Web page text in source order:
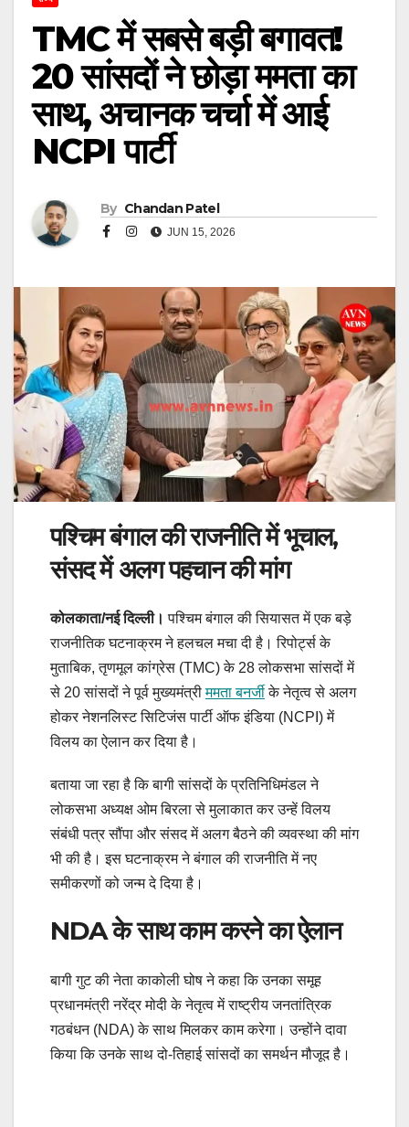
TMC में सबसे बड़ी बगावत!
20 सांसदों ने छोड़ा ममता का
साथ, अचानक चर्चा में आई
NCPI पार्टी
By Chandan Patel
JUN 15, 2026
पश्चिम बंगाल की राजनीति में भूचाल,
संसद में अलग पहचान की मांग
कोलकाता/नई दिल्ली। पश्चिम बंगाल की सियासत में एक बड़े
राजनीतिक घटनाक्रम ने हलचल मचा दी है। रिपोर्ट्स के
मुताबिक, तृणमूल कांग्रेस (TMC) के 28 लोकसभा सांसदों में
से 20 सांसदों ने पूर्व मुख्यमंत्रीममता बनर्जीके नेतृत्व से अलग
होकर नेशनलिस्ट सिटिजंस पार्टी ऑफ इंडिया (NCPI) में
विलय का ऐलान कर दिया है।
बताया जा रहा है कि बागी सांसदों के प्रतिनिधिमंडल ने
लोकसभा अध्यक्ष ओम बिरला से मुलाकात कर उन्हें विलय
संबंधी पत्र सौंपा और संसद में अलग बैठने की व्यवस्था की मांग
भी की है। इस घटनाक्रम ने बंगाल की राजनीति में नए
समीकरणों को जन्म दे दिया है।
NDA के साथ काम करने का ऐलान
बागी गुट की नेता काकोली घोष ने कहा कि उनका समूह
प्रधानमंत्री नरेंद्र मोदी के नेतृत्व में राष्ट्रीय जनतांत्रिक
गठबंधन (NDA) के साथ मिलकर काम करेगा। उन्होंने दावा
किया कि उनके साथ दो-तिहाई सांसदों का समर्थन मौजूद है।